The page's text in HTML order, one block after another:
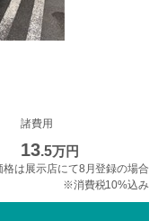
諸費用
13.5万円
は展示店にて8月登録の場合
※消費税10%込み